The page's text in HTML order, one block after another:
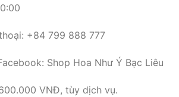
+84 799 888 777
Shop Hoa Như Ý Bạc Liêu
VNĐ, tùy dịch vụ.